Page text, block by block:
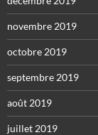
novembre 2019
octobre 2019
septembre 2019
août 2019
juillet 2019